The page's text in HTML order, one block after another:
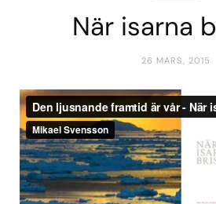
När isarna
26 MARS, 2015